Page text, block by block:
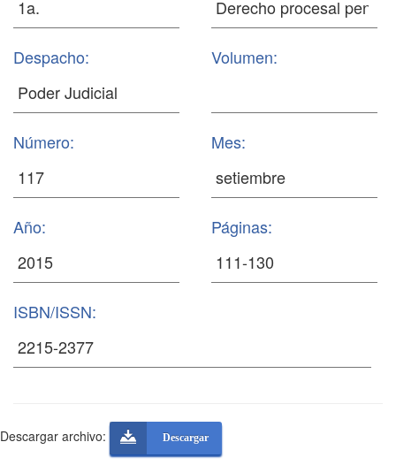
Despacho: Volumen:
Número: Mes:
Año: Páginas:
ISBN/ISSN:
Descargar archivo: Descargar